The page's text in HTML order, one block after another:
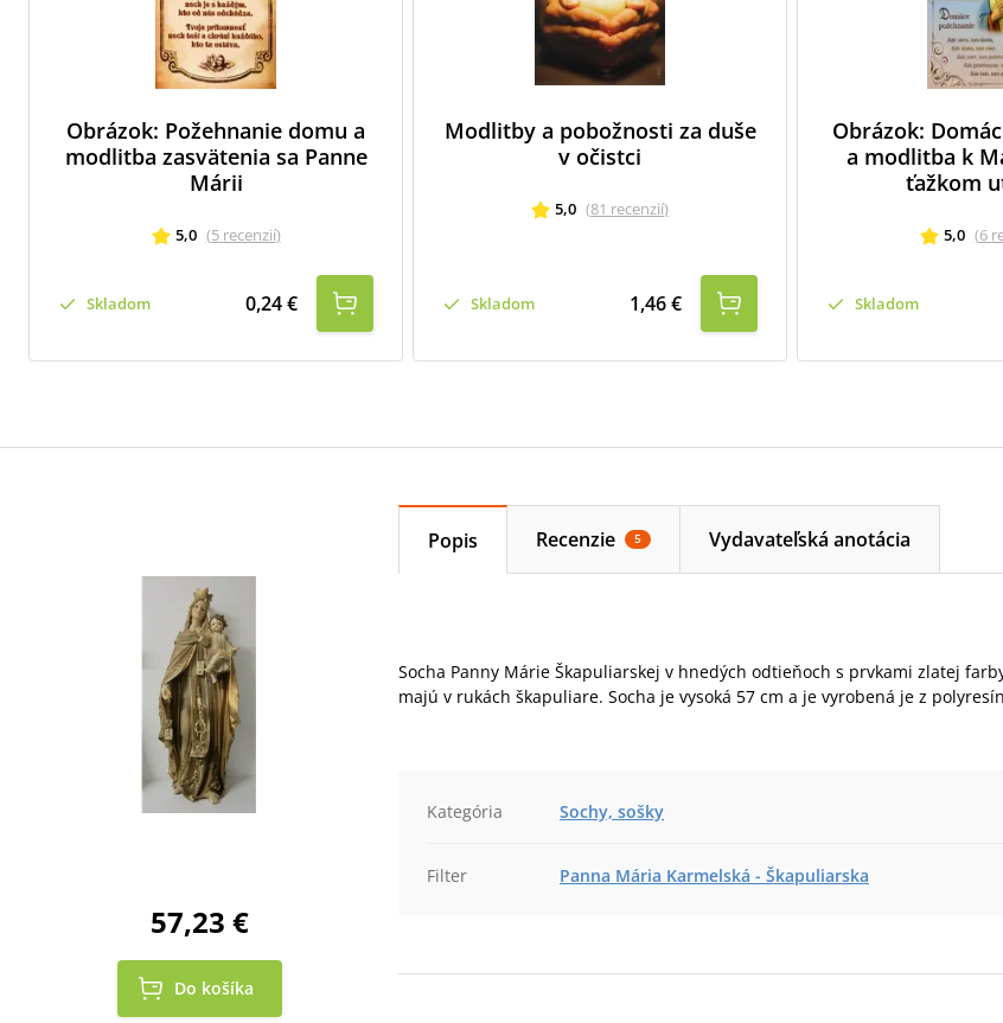
Obrázok: Požehnanie domu a
modlitba zasvätenia sa Panne
Márii
5,0 (5 recenzií)
Skladom 0,24 €
Modlitby a pobožnosti za duše
v očistci
5,0 (81 recenzií)
Skladom 1,46 €
Obrázok:
a modlitba k
ťažkom
5,0 (6
Skladom
57,23 €
Do košíka
Popis Recenzie 5 Vydavateľská anotácia
Socha Panny Márie Škapuliarskej v hnedých odtieňoch s prvkami zlatej
majú v rukách škapuliare. Socha je vysoká 57 cm a je vyrobená je z
Kategória Sochy, sošky
Filter Panna Mária Karmelská - Škapuliarska